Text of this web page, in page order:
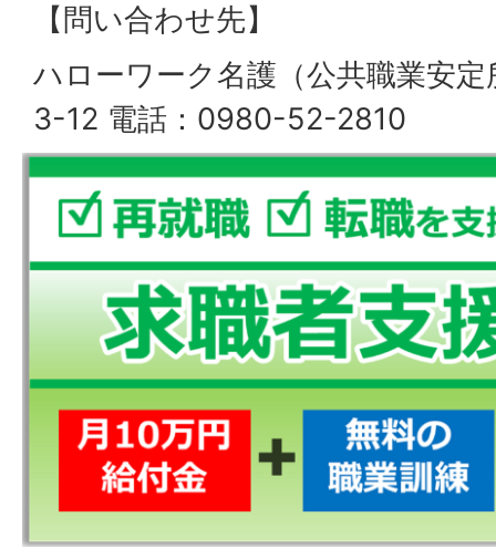
【問い合わせ先】
ハローワーク名護（公共職業安
3-12 電話：0980-52-2810